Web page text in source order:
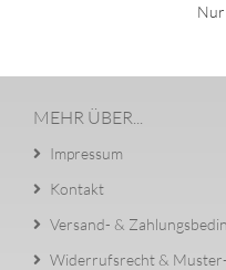
Nur
MEHR ÜBER...
Impressum
Kontakt
Versand- &
Widerrufsrecht &